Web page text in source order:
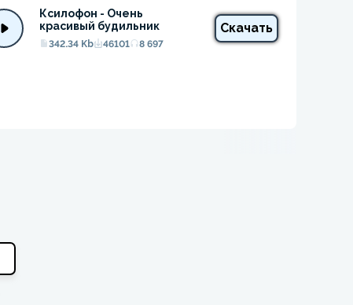
Ксилофон - Очень
красивый будильник
342.34 Kb 46101 8 697
Скачать